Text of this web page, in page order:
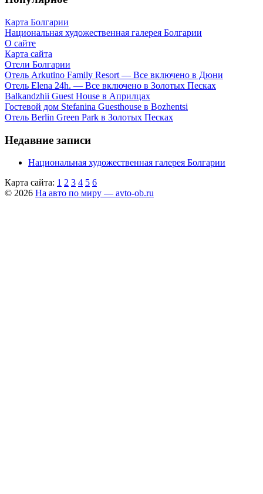
Карта Болгарии
Национальная художественная галерея Болгарии
О сайте
Карта сайта
Отели Болгарии
Отель Arkutino Family Resort — Все включено в Дюни
Отель Elena 24h. — Все включено в Золотых Песках
Balkandzhii Guest House в Априлцах
Гостевой дом Stefanina Guesthouse в Bozhentsi
Отель Berlin Green Park в Золотых Песках
Недавние записи
Национальная художественная галерея Болгарии
Карта сайта: 1 2 3 4 5 6
© 2026 На авто по миру — avto-ob.ru